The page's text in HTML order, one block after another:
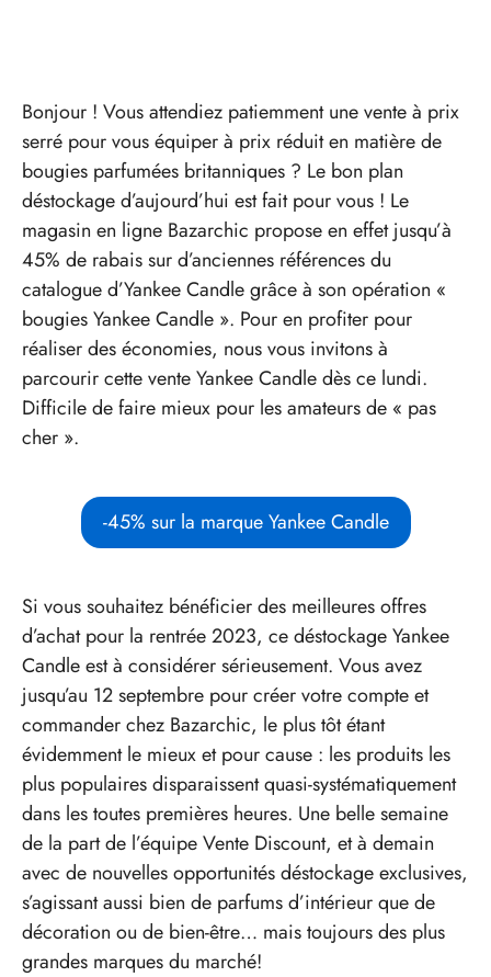
Bonjour ! Vous attendiez patiemment une vente à prix
serré pour vous équiper à prix réduit en matière de
bougies parfumées britanniques ? Le bon plan
déstockage d’aujourd’hui est fait pour vous ! Le
magasin en ligne Bazarchic propose en effet jusqu’à
45% de rabais sur d’anciennes références du
catalogue d’Yankee Candle grâce à son opération «
bougies Yankee Candle ». Pour en profiter pour
réaliser des économies, nous vous invitons à
parcourir cette vente Yankee Candle dès ce lundi.
Difficile de faire mieux pour les amateurs de « pas
cher ».
-45% sur la marque Yankee Candle
Si vous souhaitez bénéficier des meilleures offres
d’achat pour la rentrée 2023, ce déstockage Yankee
Candle est à considérer sérieusement. Vous avez
jusqu’au 12 septembre pour créer votre compte et
commander chez Bazarchic, le plus tôt étant
évidemment le mieux et pour cause : les produits les
plus populaires disparaissent quasi-systématiquement
dans les toutes premières heures. Une belle semaine
de la part de l’équipe Vente Discount, et à demain
avec de nouvelles opportunités déstockage exclusives,
s’agissant aussi bien de parfums d’intérieur que de
décoration ou de bien-être… mais toujours des plus
grandes marques du marché!